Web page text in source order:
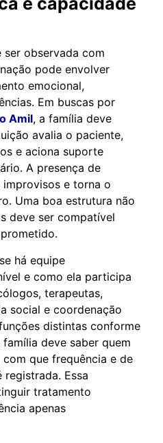
observada com
pode envolver
emocional,
Em buscas por
Amil, a família deve
avalia o paciente,
e aciona suporte
A presença de
e torna o
Uma boa estrutura não
deve ser compatível
há equipe
e como ela participa
terapeutas,
social e coordenação
distintas conforme
deve saber quem
que frequência e de
Essa
tratamento
apenas